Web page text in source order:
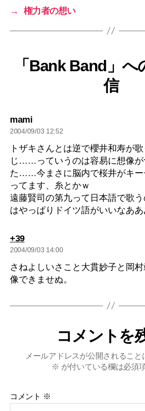
→
権力者の想い
「Bank Band」へ
信
mamiの
発
2004/09/03 12:52
トザキさんとは逆で櫻井和寿が
じ……っていうのは容易に想像が
た……今まさに脳内で桜井がキー
ってます、糸とかｗ
遠藤賢司の第九って日本語で歌
はやっぱりドイツ語がいいなああ
+39の
発
2004/09/03 14:00
さねよしいさこと大貫妙子と岡
像できませぬ。
コメントを
メールアドレスが公開されること
※ が付いている欄は必須
コメント ※